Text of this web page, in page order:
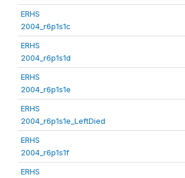
ERHS
2004_r6p1s1c
ERHS
2004_r6p1s1d
ERHS
2004_r6p1s1e
ERHS
2004_r6p1s1e_LeftDied
ERHS
2004_r6p1s1f
ERHS